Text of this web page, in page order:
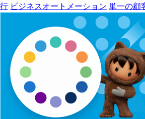
行 ビジネスオートメーション 単一の顧